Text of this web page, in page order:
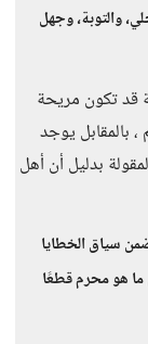
والتوبة، وجهل
قد تكون مريحة
بالمقابل يوجد
بدليل أن أهل
سياق الخطايا
ما هو محرم قطعًا